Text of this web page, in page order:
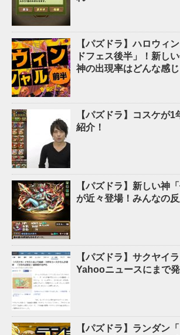
【パズドラ】ハロウィ
ドフェス後半」！新し
神の出現率はどんな感じ
【パズドラ】コスケが
紹介！
【パズドラ】新しい神
が近々登場！みんなの
【パズドラ】サクヤイ
Yahooニュースにまで
【パズドラ】ランダン